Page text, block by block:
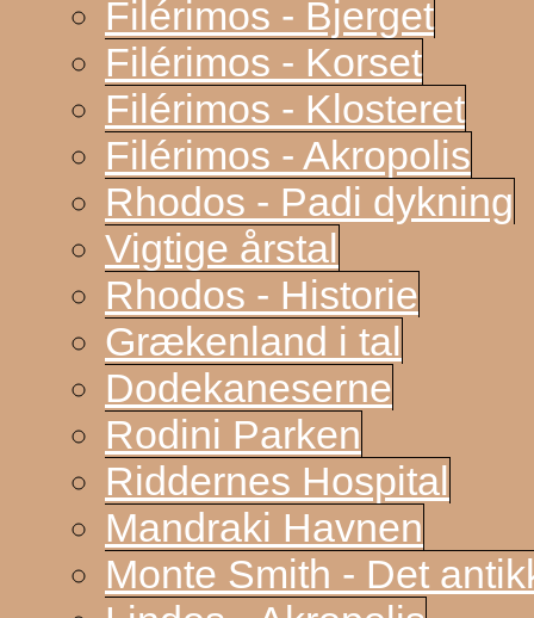
Filérimos - Bjerget
Filérimos - Korset
Filérimos - Klosteret
Filérimos - Akropolis
Rhodos - Padi dykning
Vigtige årstal
Rhodos - Historie
Grækenland i tal
Dodekaneserne
Rodini Parken
Riddernes Hospital
Mandraki Havnen
Monte Smith - Det